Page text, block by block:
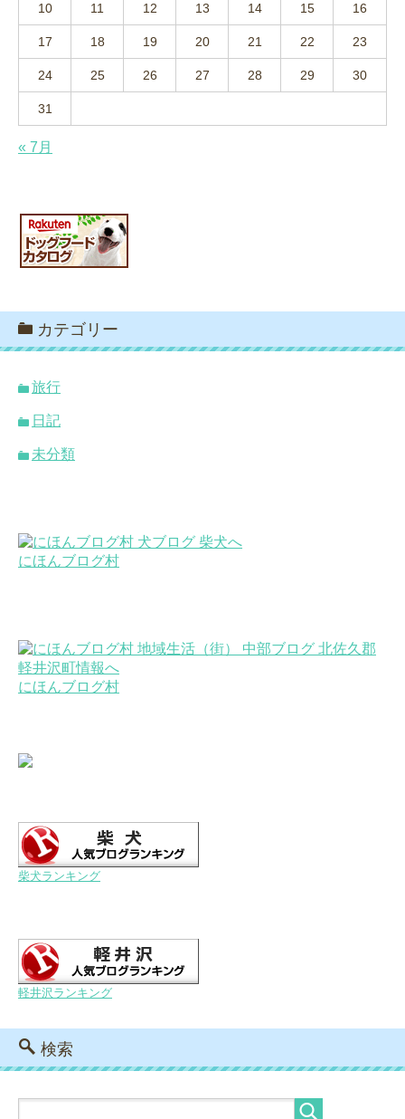
10 11 12 13 14 15 16
17 18 19 20 21 22 23
24 25 26 27 28 29 30
31
« 7月
カテゴリー
旅行
日記
未分類
にほんブログ村
にほんブログ村
柴犬ランキング
軽井沢ランキング
検索